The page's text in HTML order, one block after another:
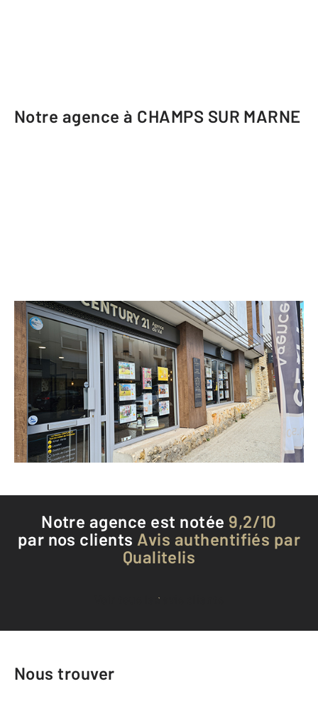
Notre agence à CHAMPS SUR MARNE
CENTURY 21 Agence du Val
7 rue de Paris
CHAMPS SUR MARNE - 77420
Envoyer un message
Téléphoner à l'agence
Notre agence est notée 9,2/10
par nos clients Avis authentifiés par
Qualitelis
Voir tous les avis clients
Nous trouver